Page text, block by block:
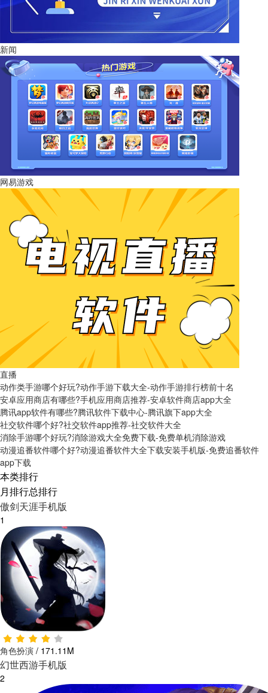
新闻
网易游戏
直播
动作类手游哪个好玩?动作手游下载大全-动作手游排行榜前十名
安卓应用商店有哪些?手机应用商店推荐-安卓软件商店app大全
腾讯app软件有哪些?腾讯软件下载中心-腾讯旗下app大全
社交软件哪个好?社交软件app推荐-社交软件大全
消除手游哪个好玩?消除游戏大全免费下载-免费单机消除游戏
动漫追番软件哪个好?动漫追番软件大全下载安装手机版-免费追番软件
app下载
本类排行
月排行总排行
傲剑天涯手机版
1
角色扮演 / 171.11M
幻世西游手机版
2